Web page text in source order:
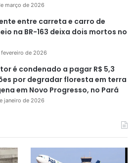
março de 2026
entre carreta e carro de
na BR-163 deixa dois mortos no
fevereiro de 2026
é condenado a pagar R$ 5,3
por degradar floresta em terra
em Novo Progresso, no Pará
janeiro de 2026